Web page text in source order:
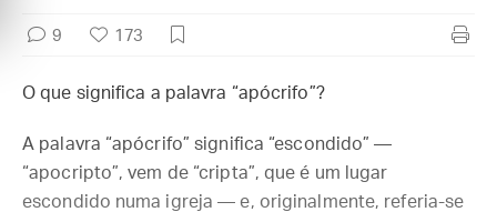
9 173
O que significa a palavra “apócrifo”?
A palavra “apócrifo” significa “escondido” —
“apocripto”, vem de “cripta”, que é um lugar
escondido numa igreja — e, originalmente, referia-se